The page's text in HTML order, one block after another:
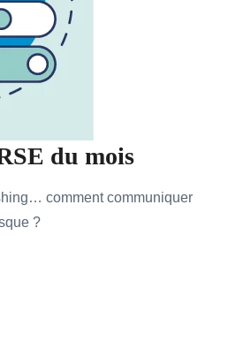
du mois
comment communiquer
?